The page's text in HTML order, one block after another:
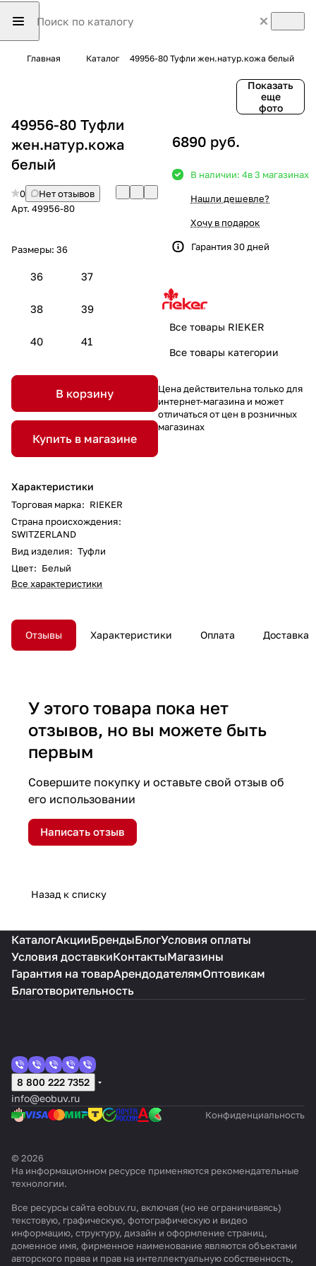
Главная Каталог 49956-80 Туфли жен.натур.кожа белый
Показать
еще
фото
49956-80 Туфли
жен.натур.кожа
белый
0
Нет отзывов
Арт. 49956-80
Размеры: 36
36 37
38 39
40 41
В корзину
Купить в магазине
Характеристики
Торговая марка: RIEKER
Страна происхождения:
SWITZERLAND
Вид изделия: Туфли
Цвет: Белый
Все характеристики
6890 руб.
В наличии: 4в 3 магазинах
Нашли дешевле?
Хочу в подарок
Гарантия 30 дней
Все товары RIEKER
Все товары категории
Цена действительна только для
интернет-магазина и может
отличаться от цен в розничных
магазинах
Отзывы Характеристики Оплата Доставка
У этого товара пока нет
отзывов, но вы можете быть
первым
Совершите покупку и оставьте свой отзыв об
его использовании
Написать отзыв
Назад к списку
КаталогАкцииБрендыБлогУсловия оплаты
Условия доставкиКонтактыМагазины
Гарантия на товарАрендодателямОптовикам
Благотворительность
8 800 222 7352
info@eobuv.ru
Конфиденциальность
© 2026
На информационном ресурсе применяются рекомендательные
технологии.
Все ресурсы сайта eobuv.ru, включая (но не ограничиваясь)
текстовую, графическую, фотографическую и видео
информацию, структуру, дизайн и оформление страниц,
доменное имя, фирменное наименование являются объектами
авторского права и прав на интеллектуальную собственность,